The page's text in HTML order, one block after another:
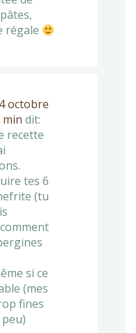
régale
4 octobre
min dit:
recette
tes 6
(tu
si ce
(mes
fines